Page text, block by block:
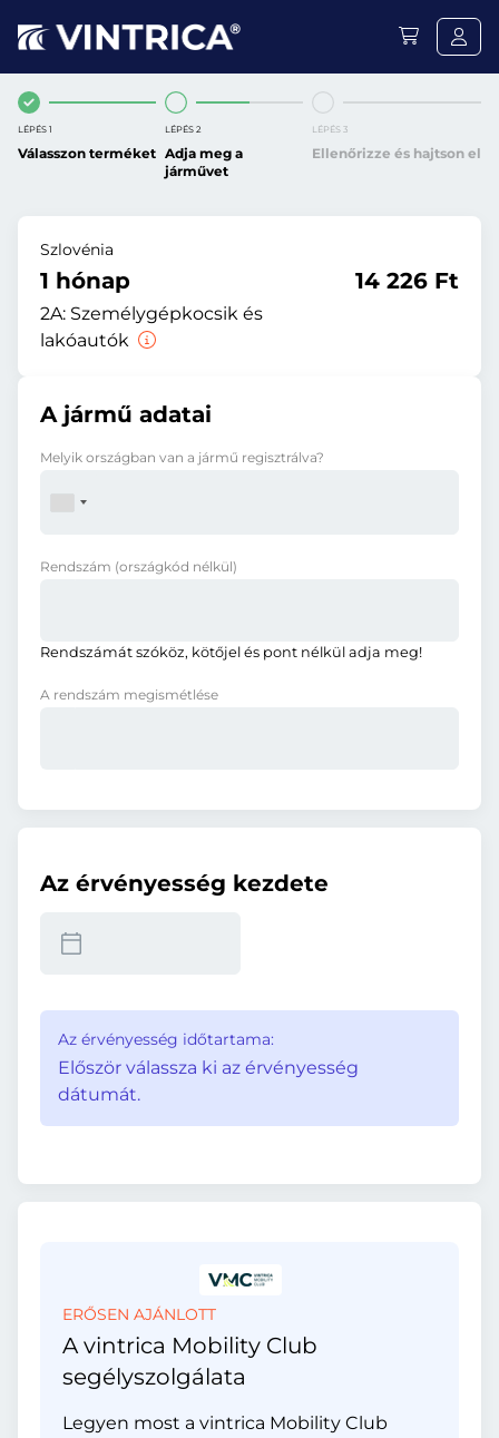
LÉPÉS 1
Válasszon terméket
LÉPÉS 2
Adja meg a
járművet
LÉPÉS 3
Ellenőrizze és hajtson el
Szlovénia
1 hónap
2A: Személygépkocsik és
lakóautók
14 226 Ft
A jármű adatai
Melyik országban van a jármű regisztrálva?
Rendszám (országkód nélkül)
Rendszámát szóköz, kötőjel és pont nélkül adja meg!
A rendszám megismétlése
Az érvényesség kezdete
Az érvényesség időtartama:
Először válassza ki az érvényesség
dátumát.
ERŐSEN AJÁNLOTT
A vintrica Mobility Club
segélyszolgálata
Legyen most a vintrica Mobility Club